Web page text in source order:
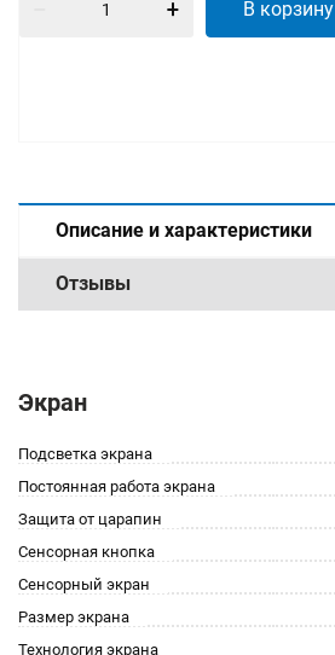
В корзину
Описание и характеристики
Отзывы
Экран
Подсветка экрана
Постоянная работа экрана
Защита от царапин
Сенсорная кнопка
Сенсорный экран
Размер экрана
Технология экрана